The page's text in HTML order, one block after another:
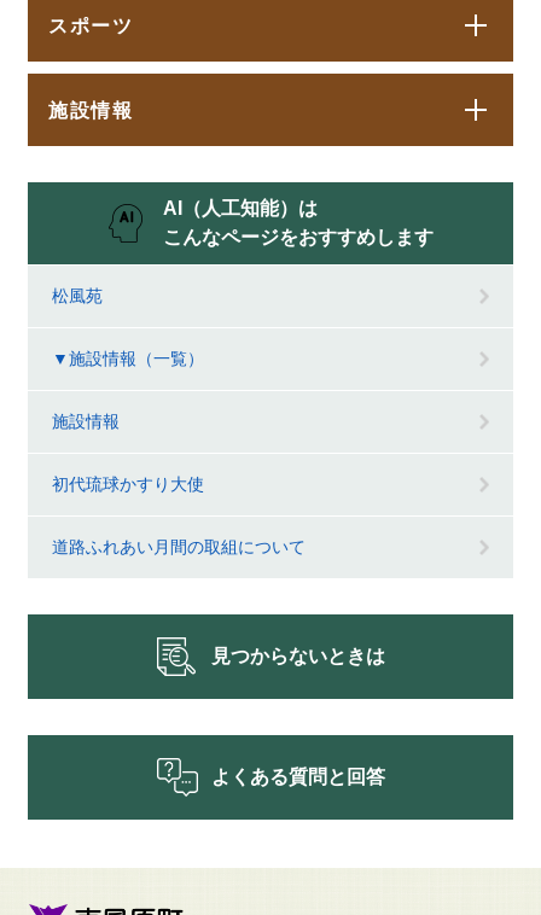
スポーツ
施設情報
AI（人工知能）は
こんなページをおすすめします
松風苑
▼施設情報（一覧）
施設情報
初代琉球かすり大使
道路ふれあい月間の取組について
見つからないときは
よくある質問と回答